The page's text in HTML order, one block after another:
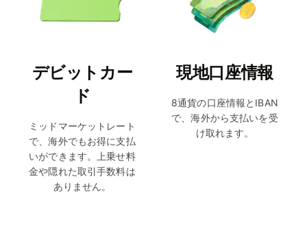
デビットカー
ド
ミッドマーケットレート
で、海外でもお得に支払
いができます。上乗せ料
金や隠れた取引手数料は
ありません。
現地口座情報
8通貨の口座情報とIBAN
で、海外から支払いを受
け取れます。